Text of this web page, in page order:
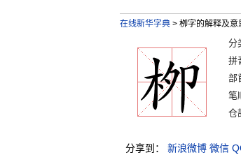
在线新华字典 >栁字的解释及意
分
拼
部
笔
仓
分享到： 新浪微博 微信